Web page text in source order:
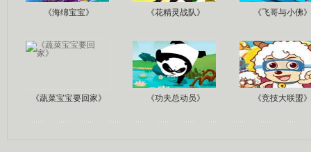
《海绵宝宝》 《花精灵战队》 《飞哥与小佛》
《蔬菜宝宝要回家》 《功夫总动员》 《竞技大联盟》